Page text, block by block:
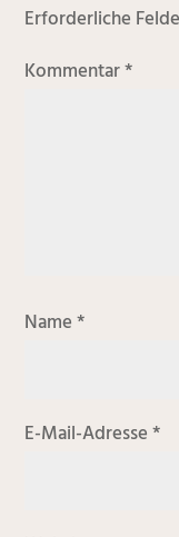
Erforderliche
Kommentar*
Name*
E-Mail-Adresse*